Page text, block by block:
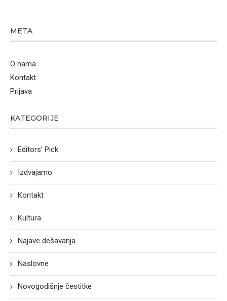
META
O nama
Kontakt
Prijava
KATEGORIJE
Editors' Pick
Izdvajamo
Kontakt
Kultura
Najave dešavanja
Naslovne
Novogodišnje čestitke